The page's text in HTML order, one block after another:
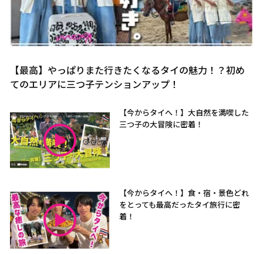
【最高】やっぱりまた行きたくなるタイの魅力！？初め
てのエリアに三つ子テンションアップ！
【今からタイへ！】大自然を満喫した
三つ子の大冒険に密着！
【今からタイへ！】食・宿・景色どれ
をとっても最高だったタイ旅行に密
着！